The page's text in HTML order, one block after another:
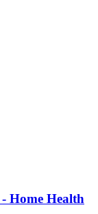
Home Health